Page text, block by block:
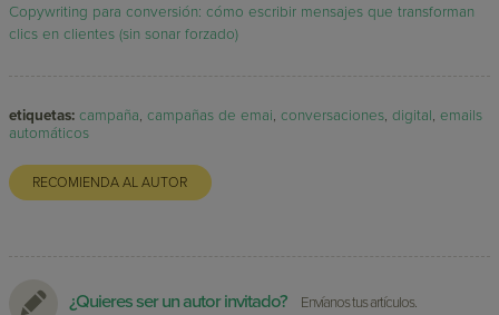
Copywriting para conversión: cómo escribir mensajes que transforman
clics en clientes (sin sonar forzado)
etiquetas: campaña,campañas de emai,conversaciones,digital,emails
automáticos
RECOMIENDA AL AUTOR
¿Quieres ser un autor invitado? Envíanos tus artículos.